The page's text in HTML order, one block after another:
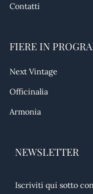
Contatti
FIERE IN
Next Vintage
Officinalia
Armonia
NEWSLETTER
Iscriviti qui sotto